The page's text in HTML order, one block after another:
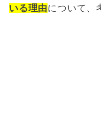
いる理由について、